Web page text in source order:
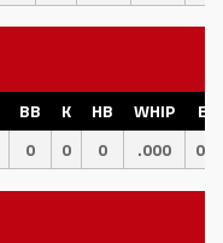
BB K HB WHIP
0 0 0 .000